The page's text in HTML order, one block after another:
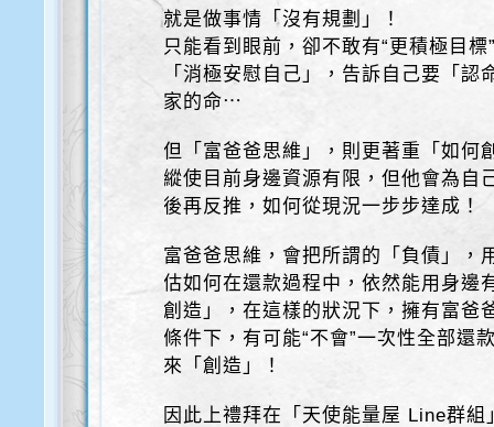
就是做事情「沒有規劃」！
只能看到眼前，卻不敢有“更積極目
「消極安慰自己」，告訴自己要「
家的命⋯
但「富爸爸思維」，則更著重「如何
縱使目前身邊資源有限，但他會為自
後再反推，如何從現況一步步達成！
富爸爸思維，會把所謂的「負債」，
估如何在還款過程中，依然能用身邊
創造」，在這樣的狀況下，擁有富爸
條件下，有可能“不會”一次性全部還
來「創造」！
因此上禮拜在「天使能量屋 Line群組